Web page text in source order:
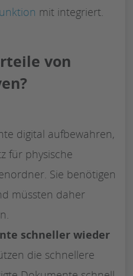
mit integriert.
von
digital aufbewahren,
für physische
Sie benötigen
müssten daher
schneller wieder
die schnellere